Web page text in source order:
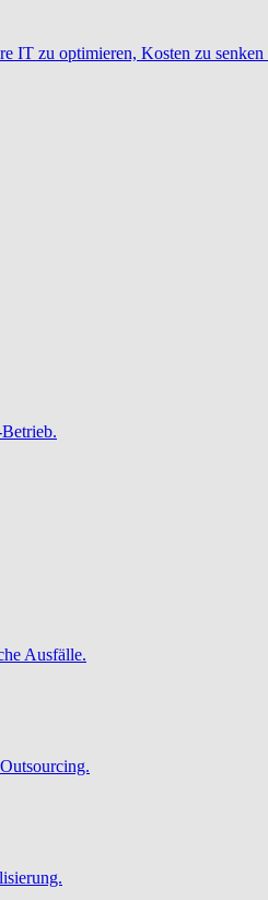
zu optimieren, Kosten zu
Ausfälle.